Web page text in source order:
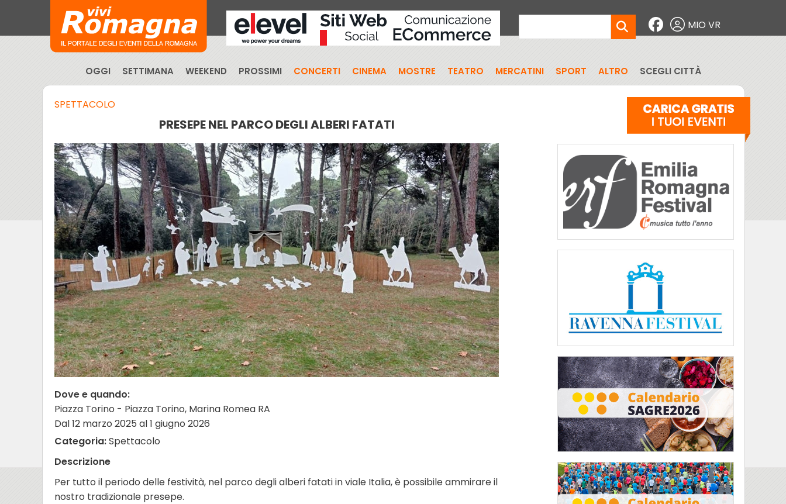
MIO VR
OGGI SETTIMANA WEEKEND PROSSIMI CONCERTI CINEMA MOSTRE TEATRO MERCATINI SPORT ALTRO SCEGLI CITTÀ
SPETTACOLO
PRESEPE NEL PARCO DEGLI ALBERI FATATI
Dove e quando:
Piazza Torino - Piazza Torino, Marina Romea RA
Dal 12 marzo 2025 al 1 giugno 2026
Categoria:Spettacolo
Descrizione
Per tutto il periodo delle festività, nel parco degli alberi fatati in viale Italia, è possibile ammirare il
nostro tradizionale presepe.